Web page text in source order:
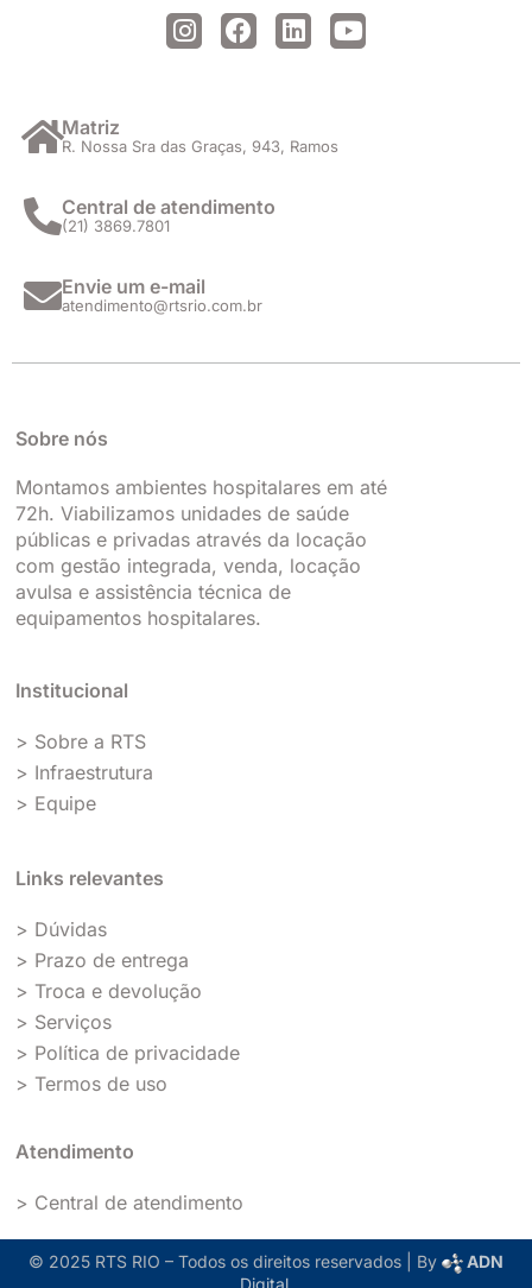
I
n
g
a
F
a
o
k
L
i
d
Y
o
Matriz
R. Nossa Sra das Graças, 943, Ramos
Central de atendimento
(21) 3869.7801
Envie um e-mail
atendimento@rtsrio.com.br
Sobre nós
Montamos ambientes hospitalares em até
72h. Viabilizamos unidades de saúde
públicas e privadas através da locação
com gestão integrada, venda, locação
avulsa e assistência técnica de
equipamentos hospitalares.
Institucional
> Sobre a RTS
> Infraestrutura
> Equipe
Links relevantes
> Dúvidas
> Prazo de entrega
> Troca e devolução
> Serviços
> Política de privacidade
> Termos de uso
Atendimento
> Central de atendimento
© 2025 RTS RIO – Todos os direitos reservados | By
ADN
Digital.